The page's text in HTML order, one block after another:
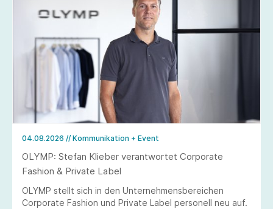
04.08.2026 // Kommunikation + Event
OLYMP: Stefan Klieber verantwortet Corporate
Fashion & Private Label
OLYMP stellt sich in den Unternehmensbereichen
Corporate Fashion und Private Label personell neu auf.